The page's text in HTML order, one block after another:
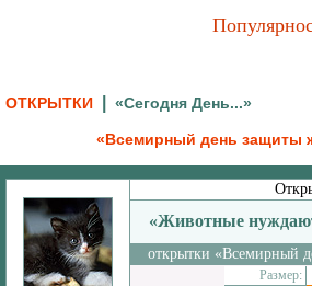
ОТКРЫТКИ «Сегодня День...»
«Всемирный день защиты
«Животные
открытки «Всемирный
Размер: